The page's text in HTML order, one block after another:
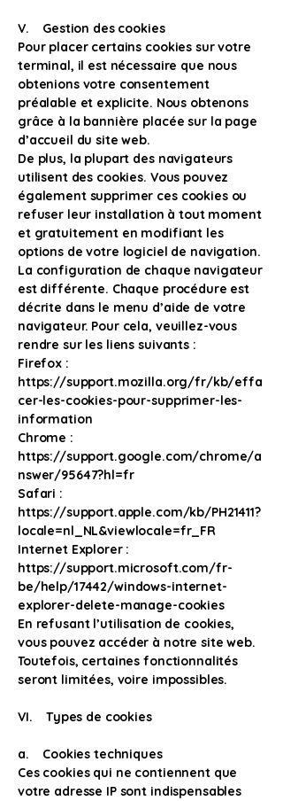
V. Gestion des cookies
Pour placer certains cookies sur votre
terminal, il est nécessaire que nous
obtenions votre consentement
préalable et explicite. Nous obtenons
grâce à la bannière placée sur la page
d’accueil du site web.
De plus, la plupart des navigateurs
utilisent des cookies. Vous pouvez
également supprimer ces cookies ou
refuser leur installation à tout moment
et gratuitement en modifiant les
options de votre logiciel de navigation.
La configuration de chaque navigateur
est différente. Chaque procédure est
décrite dans le menu d’aide de votre
navigateur. Pour cela, veuillez-vous
rendre sur les liens suivants :
Firefox :
https://support.mozilla.org/fr/kb/effa
cer-les-cookies-pour-supprimer-les-
information
Chrome :
https://support.google.com/chrome/a
nswer/95647?hl=fr
Safari :
https://support.apple.com/kb/PH21411?
locale=nl_NL&viewlocale=fr_FR
Internet Explorer :
https://support.microsoft.com/fr-
be/help/17442/windows-internet-
explorer-delete-manage-cookies
En refusant l’utilisation de cookies,
vous pouvez accéder à notre site web.
Toutefois, certaines fonctionnalités
seront limitées, voire impossibles.
VI. Types de cookies
a. Cookies techniques
Ces cookies qui ne contiennent que
votre adresse IP sont indispensables